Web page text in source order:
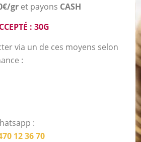
gr et payons CASH
: 30G
via un de ces moyens selon
:
:
12 36 70